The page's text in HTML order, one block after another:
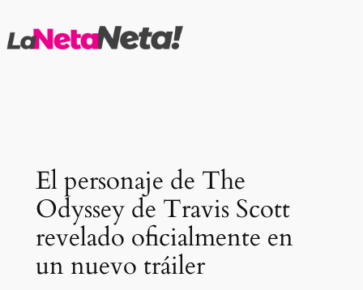
al
El personaje de The
Odyssey de Travis Scott
revelado oficialmente en
un nuevo tráiler